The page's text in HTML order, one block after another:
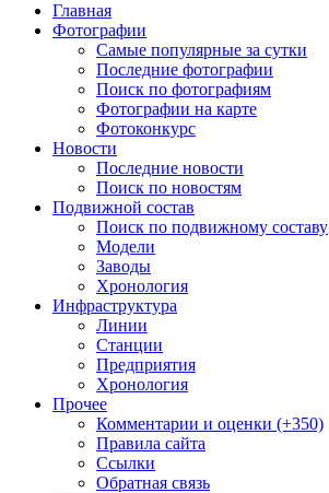
Главная
Фотографии
Cамые популярные за сутки
Последние фотографии
Поиск по фотографиям
Фотографии на карте
Фотоконкурс
Новости
Последние новости
Поиск по новостям
Подвижной состав
Поиск по подвижному составу
Модели
Заводы
Хронология
Инфраструктура
Линии
Станции
Предприятия
Хронология
Прочее
Комментарии и оценки (+350)
Правила сайта
Ссылки
Обратная связь